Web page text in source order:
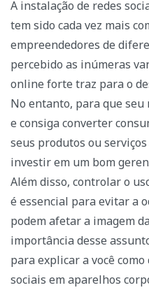
A instalação de redes
tem sido cada vez mais
empreendedores de
percebido as inúmeras
online forte traz para o
No entanto, para que
e consiga converter
seus produtos ou
investir em um bom
Além disso, controlar o
é essencial para evitar a
podem afetar a imagem
importância desse
para explicar a você
sociais em aparelhos